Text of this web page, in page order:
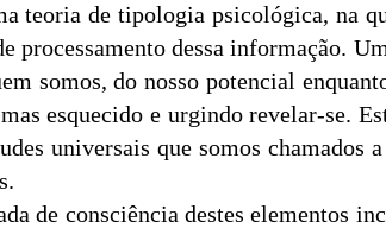
teoria de tipologia psicológica, na
processamento dessa informação.
somos, do nosso potencial
esquecido e urgindo revelar-se.
universais que somos chamados
de consciência destes elementos